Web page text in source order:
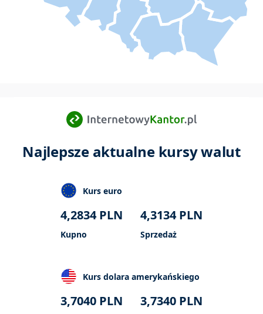
Najlepsze aktualne kursy walut
Kurs euro
4,2834PLN
Kupno
4,3134PLN
Sprzedaż
Kurs dolara amerykańskiego
3,7040 PLN 3,7340 PLN